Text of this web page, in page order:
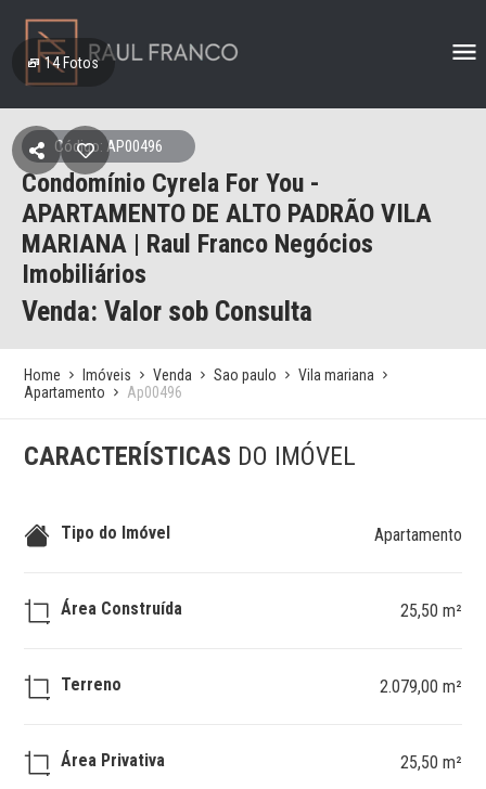
14Fotos
Código: AP00496
Condomínio Cyrela For You -
APARTAMENTO DE ALTO PADRÃO VILA
MARIANA | Raul Franco Negócios
Imobiliários
Venda: Valor sob Consulta
Home Imóveis Venda Sao paulo
Vila mariana
Apartamento
Ap00496
CARACTERÍSTICAS DO IMÓVEL
Tipo do Imóvel Apartamento
Área Construída 25,50 m²
Terreno 2.079,00 m²
Área Privativa 25,50 m²